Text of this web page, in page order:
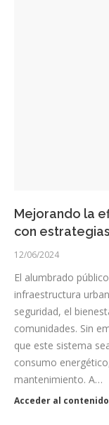
Mejorando la
con
12/06/2024
El alumbrado
infraestructura
seguridad, el
comunidades. Sin
que este sistema
consumo
mantenimiento. A…
Acceder al contenido